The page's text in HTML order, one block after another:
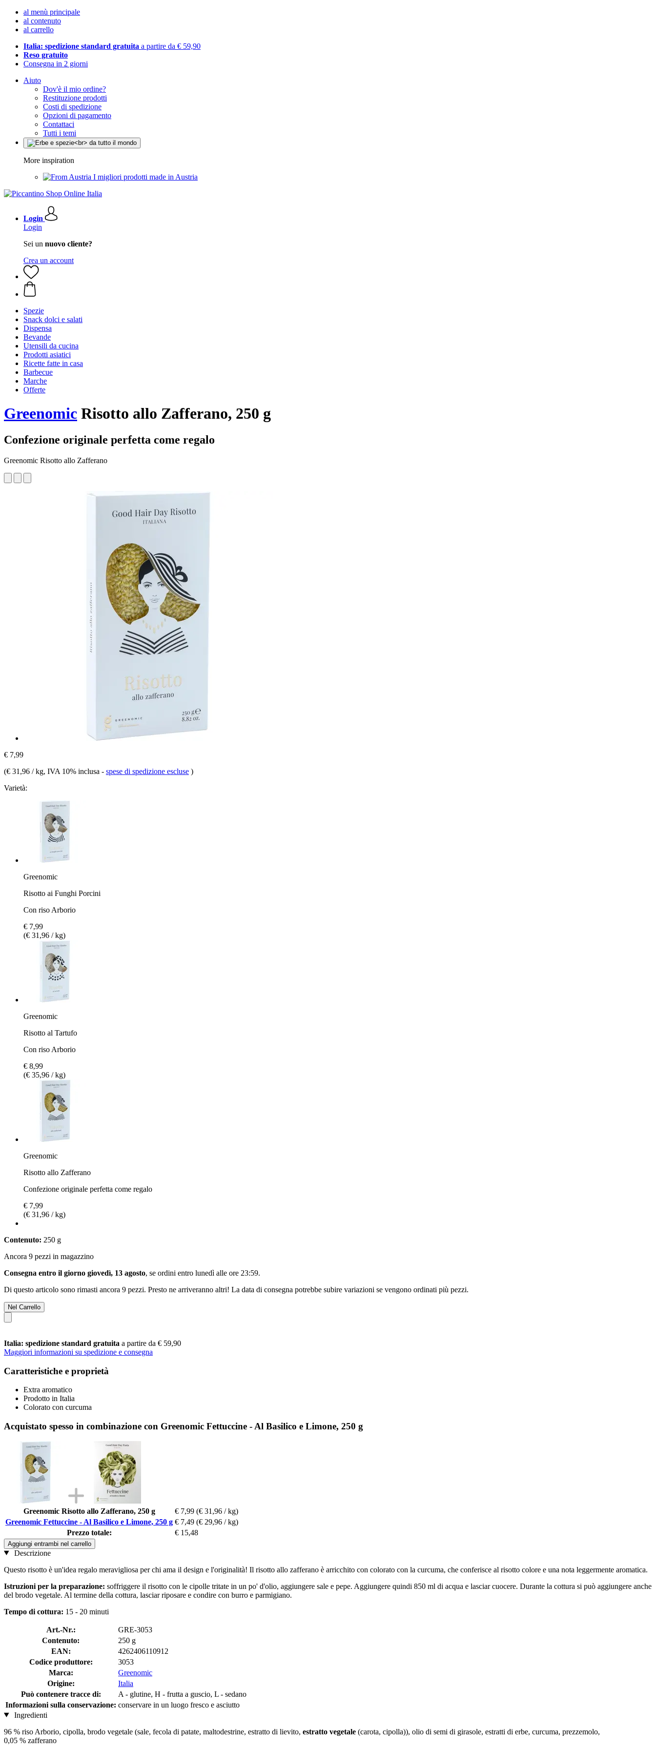
al menù principale
al contenuto
al carrello
Italia: spedizione standard gratuita a partire da € 59,90
Reso gratuito
Consegna in 2 giorni
Aiuto
Dov'è il mio ordine?
Restituzione prodotti
Costi di spedizione
Opzioni di pagamento
Contattaci
Tutti i temi
More inspiration
I migliori prodotti made in Austria
Login
Login
Sei un nuovo cliente?
Crea un account
Spezie
Snack dolci e salati
Dispensa
Bevande
Utensili da cucina
Prodotti asiatici
Ricette fatte in casa
Barbecue
Marche
Offerte
Greenomic Risotto allo Zafferano, 250 g
Confezione originale perfetta come regalo
Greenomic Risotto allo Zafferano
€ 7,99
(€ 31,96 / kg, IVA 10% inclusa - spese di spedizione escluse )
Varietà:
Greenomic
Risotto ai Funghi Porcini
Con riso Arborio
€ 7,99
(€ 31,96 / kg)
Greenomic
Risotto al Tartufo
Con riso Arborio
€ 8,99
(€ 35,96 / kg)
Greenomic
Risotto allo Zafferano
Confezione originale perfetta come regalo
€ 7,99
(€ 31,96 / kg)
Contenuto: 250 g
Ancora 9 pezzi in magazzino
Consegna entro il giorno giovedì, 13 agosto, se ordini entro lunedì alle ore 23:59.
Di questo articolo sono rimasti ancora 9 pezzi. Presto ne arriveranno altri! La data di consegna potrebbe subire variazioni se vengono ordinati più pezzi.
Nel Carrello
Italia: spedizione standard gratuita a partire da € 59,90
Maggiori informazioni su spedizione e consegna
Caratteristiche e proprietà
Extra aromatico
Prodotto in Italia
Colorato con curcuma
Acquistato spesso in combinazione con Greenomic Fettuccine - Al Basilico e Limone, 250 g
Greenomic Risotto allo Zafferano, 250 g € 7,99 (€ 31,96 / kg)
Greenomic Fettuccine - Al Basilico e Limone, 250 g € 7,49 (€ 29,96 / kg)
Prezzo totale:
€ 15,48
Aggiungi entrambi nel carrello
Descrizione
Questo risotto è un'idea regalo meravigliosa per chi ama il design e l'originalità! Il risotto allo zafferano è arricchito con colorato con la curcuma, che conferisce al risotto colore e una nota leggermente aromatica.
Istruzioni per la preparazione: soffriggere il risotto con le cipolle tritate in un po' d'olio, aggiungere sale e pepe. Aggiungere quindi 850 ml di acqua e lasciar cuocere. Durante la cottura si può aggiungere anche
del brodo vegetale. Al termine della cottura, lasciar riposare e condire con burro e parmigiano.
Tempo di cottura: 15 - 20 minuti
Art.-Nr.:
GRE-3053
Contenuto:
250 g
EAN:
4262406110912
Codice produttore:
3053
Marca:
Greenomic
Origine:
Italia
Può contenere tracce di:
A - glutine, H - frutta a guscio, L - sedano
Informazioni sulla conservazione: conservare in un luogo fresco e asciutto
Ingredienti
96 % riso Arborio, cipolla, brodo vegetale (sale, fecola di patate, maltodestrine, estratto di lievito, estratto vegetale (carota, cipolla)), olio di semi di girasole, estratti di erbe, curcuma, prezzemolo,
0,05 % zafferano